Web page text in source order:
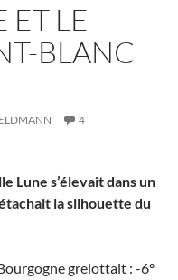
ET LE
BLANC
4
Lune s’élevait dans un
la silhouette du
grelottait : -6°